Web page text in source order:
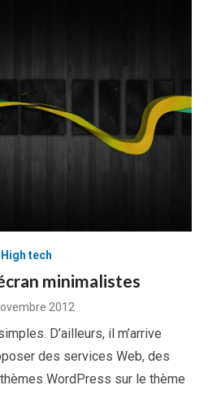
High tech
minimalistes
2012
D’ailleurs, il m’arrive
des services Web, des
WordPress sur le thème